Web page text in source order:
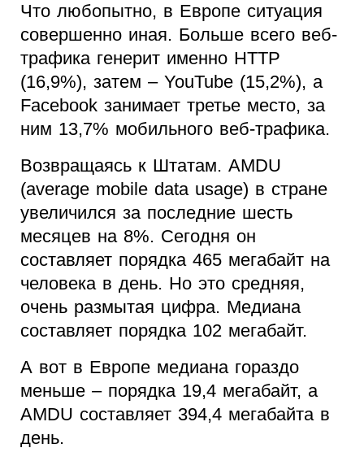
Что любопытно, в Европе ситуация
совершенно иная. Больше всего веб-
трафика генерит именно HTTP
(16,9%), затем – YouTube (15,2%), а
Facebook занимает третье место, за
ним 13,7% мобильного веб-трафика.
Возвращаясь к Штатам. AMDU
(average mobile data usage) в стране
увеличился за последние шесть
месяцев на 8%. Сегодня он
составляет порядка 465 мегабайт на
человека в день. Но это средняя,
очень размытая цифра. Медиана
составляет порядка 102 мегабайт.
А вот в Европе медиана гораздо
меньше – порядка 19,4 мегабайт, а
AMDU составляет 394,4 мегабайта в
день.